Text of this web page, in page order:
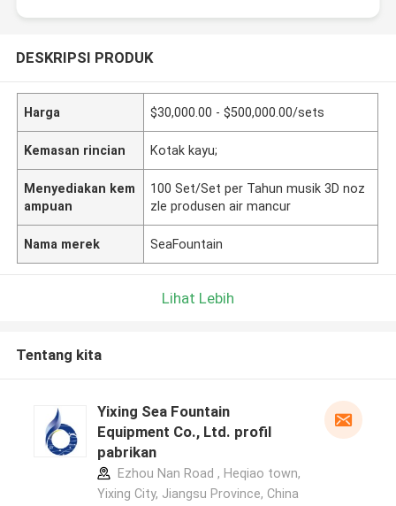
DESKRIPSI PRODUK
Harga $30,000.00 - $500,000.00/sets
Kemasan rincian Kotak kayu;
Menyediakan kem
ampuan
100 Set/Set per Tahun musik 3D noz
zle produsen air mancur
Nama merek SeaFountain
Lihat Lebih
Tentang kita
Yixing Sea Fountain
Equipment Co., Ltd. profil
pabrikan
Ezhou Nan Road , Heqiao town,
Yixing City, Jiangsu Province, China